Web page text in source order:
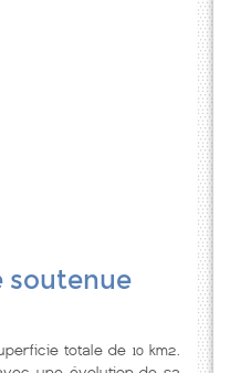
soutenue
totale de 10 km2.